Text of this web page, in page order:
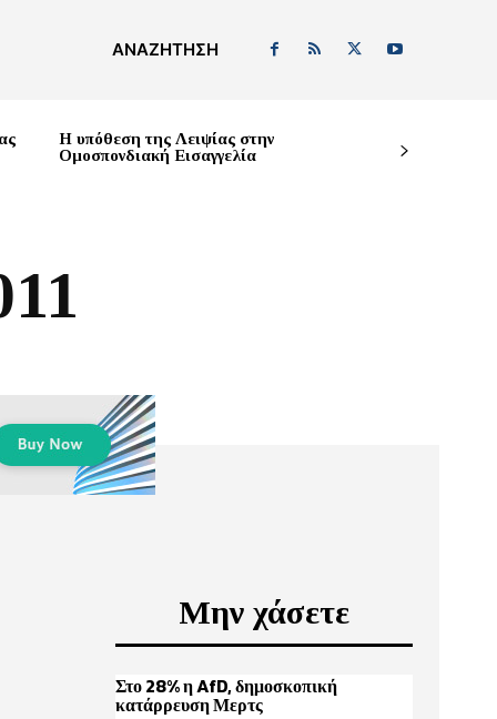
ΑΝΑΖΉΤΗΣΗ
Η υπόθεση της Λειψίας στην
Ομοσπονδιακή Εισαγγελία
Μην χάσετε
Στο 28% η AfD, δημοσκοπική
κατάρρευση Μερτς